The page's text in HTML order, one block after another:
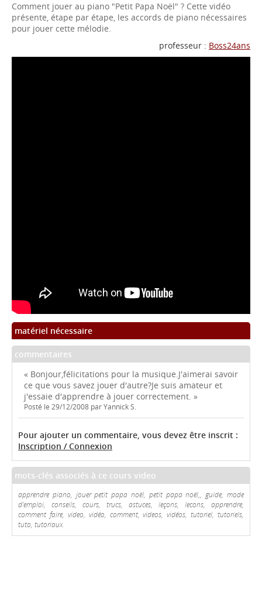
Comment jouer au piano "Petit Papa Noël" ? Cette vidéo
présente, étape par étape, les accords de piano nécessaires
pour jouer cette mélodie.
professeur : Boss24ans
matériel nécessaire
commentaires
« Bonjour,félicitations pour la musique.J'aimerai savoir
ce que vous savez jouer d'autre?Je suis amateur et
j'essaie d'apprendre à jouer correctement. »
Posté le 29/12/2008 par Yannick S.
Pour ajouter un commentaire, vous devez être inscrit :
Inscription / Connexion
mots-clés associés à ce cours video
apprendre piano, jouer petit papa noël, petit papa noël,, guide, mode
d'emploi, conseils, cours, trucs, astuces, leçons, lecons, apprendre,
comment faire, video, vidéo, comment, videos, vidéos, tutoriel, tutoriels,
tuto, tutoriaux.